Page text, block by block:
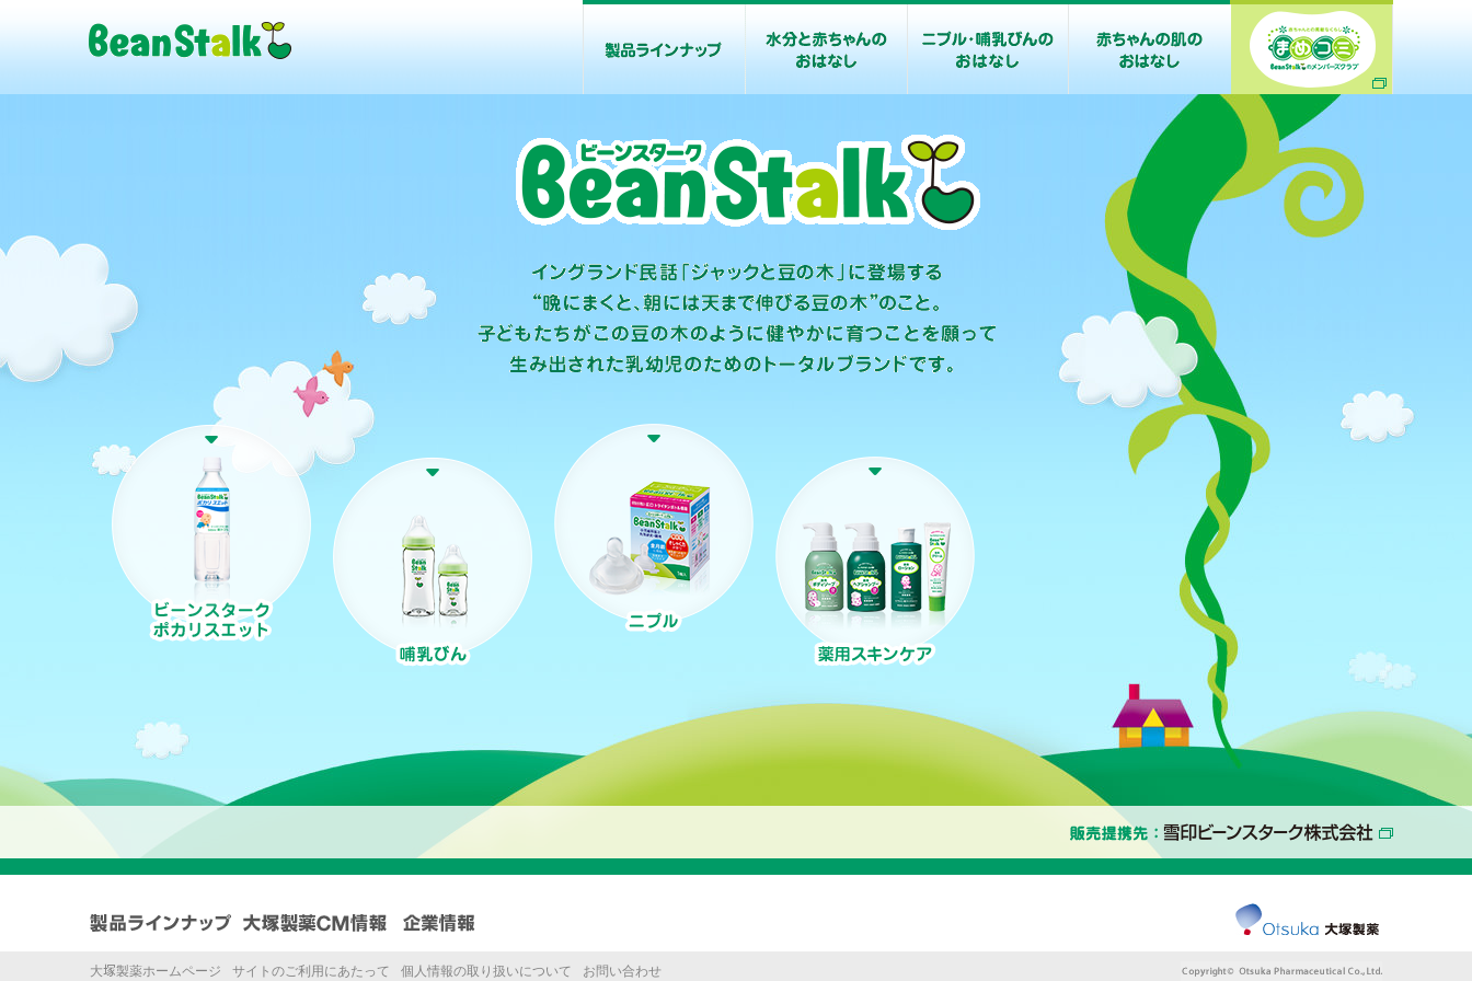
大塚製薬ホームページ サイトのご利用にあたって 個人情報の取り扱いについて お問い合わせ